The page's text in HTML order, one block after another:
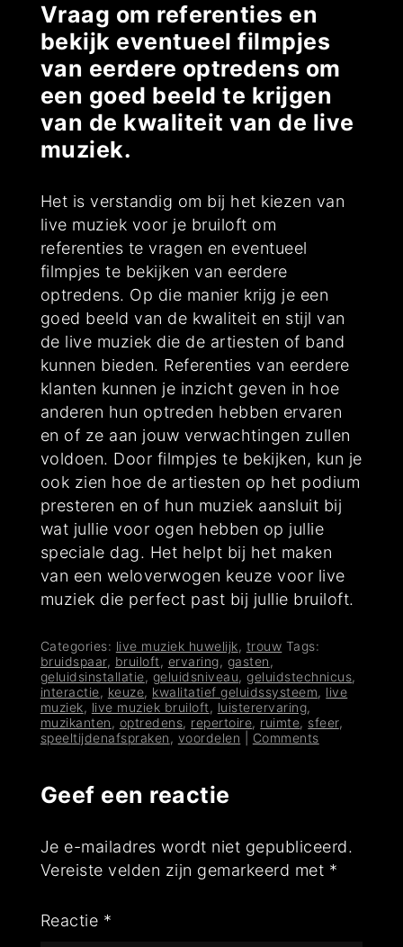
Vraag om referenties en
bekijk eventueel filmpjes
van eerdere optredens om
een goed beeld te krijgen
van de kwaliteit van de live
muziek.
Het is verstandig om bij het kiezen van
live muziek voor je bruiloft om
referenties te vragen en eventueel
filmpjes te bekijken van eerdere
optredens. Op die manier krijg je een
goed beeld van de kwaliteit en stijl van
de live muziek die de artiesten of band
kunnen bieden. Referenties van eerdere
klanten kunnen je inzicht geven in hoe
anderen hun optreden hebben ervaren
en of ze aan jouw verwachtingen zullen
voldoen. Door filmpjes te bekijken, kun je
ook zien hoe de artiesten op het podium
presteren en of hun muziek aansluit bij
wat jullie voor ogen hebben op jullie
speciale dag. Het helpt bij het maken
van een weloverwogen keuze voor live
muziek die perfect past bij jullie bruiloft.
Categories: live muziek huwelijk, trouw Tags:
bruidspaar, bruiloft , ervaring, gasten ,
geluidsinstallatie, geluidsniveau,geluidstechnicus,
interactie, keuze, kwalitatief geluidssysteem, live
muziek, live muziek bruiloft , luisterervaring,
muzikanten , optredens, repertoire, ruimte, sfeer,
speeltijdenafspraken , voordelen Comments
Geef een reactie
Je e-mailadres wordt niet gepubliceerd.
Vereiste velden zijn gemarkeerd met *
Reactie *